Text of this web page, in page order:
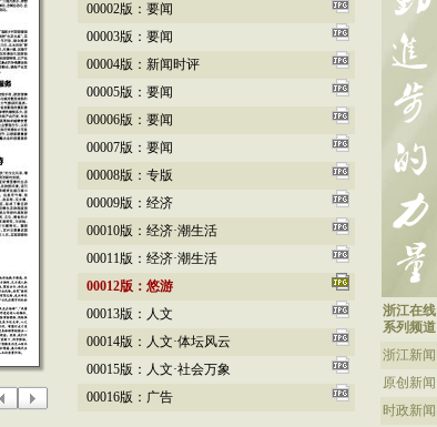
00002版：要闻
00003版：要闻
00004版：新闻时评
00005版：要闻
00006版：要闻
00007版：要闻
00008版：专版
00009版：经济
00010版：经济·潮生活
00011版：经济·潮生活
00012版：悠游
00013版：人文
00014版：人文·体坛风云
00015版：人文·社会万象
00016版：广告
浙江在线
系列频道
浙江新闻
原创新闻
时政新闻